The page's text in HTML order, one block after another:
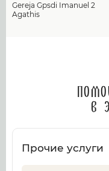
Gereja Gpsdi Imanuel 2
Agathis
в
Прочие услуги